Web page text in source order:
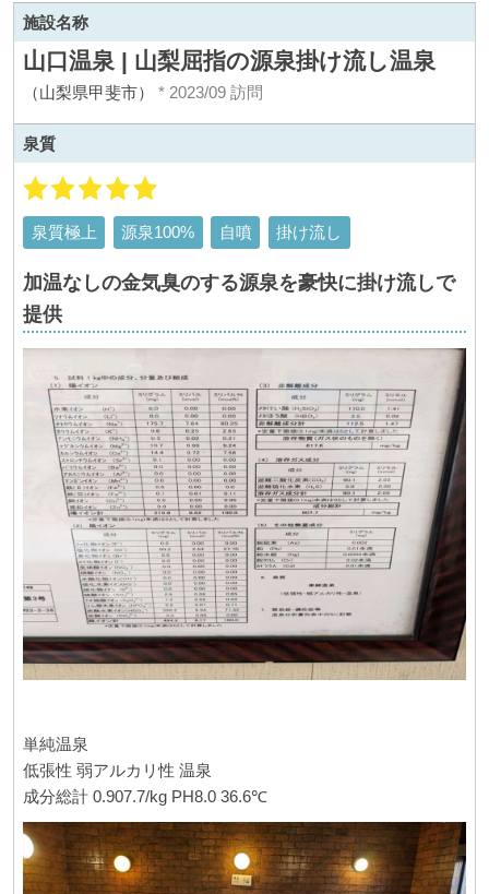
施設名称
山口温泉 | 山梨屈指の源泉掛け流し温泉
（山梨県甲斐市） * 2023/09 訪問
泉質
泉質極上 源泉100% 自噴 掛け流し
加温なしの金気臭のする源泉を豪快に掛け流しで
提供
単純温泉
低張性 弱アルカリ性 温泉
成分総計 0.907.7/kg PH8.0 36.6℃